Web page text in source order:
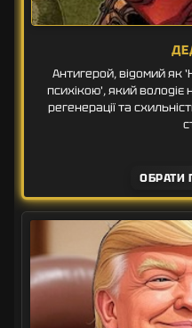
Антигерой, відомий як
психікою', який
регенерації та
ОБРАТИ